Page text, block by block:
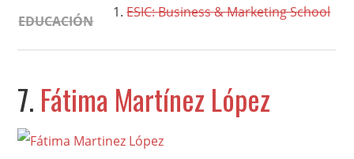
EDUCACIÓN
ESIC: Business & Marketing School
7. Fátima Martínez López